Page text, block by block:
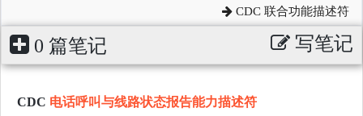
CDC 联合功能描述符
0 篇笔记 写笔记
CDC 电话呼叫与线路状态报告能力描述符